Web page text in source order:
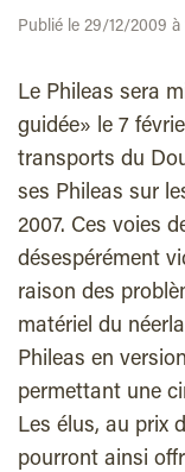
Publié le 29/12/2009 à
Le Phileas sera
guidée» le 7
transports du
ses Phileas sur
2007. Ces voies
désespérément
raison des
matériel du
Phileas en
permettant une
Les élus, au prix
pourront ainsi